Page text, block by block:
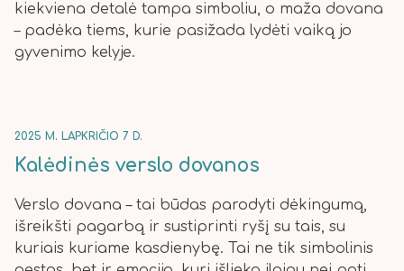
kiekviena detalė tampa simboliu, o maža dovana
– padėka tiems, kurie pasižada lydėti vaiką jo
gyvenimo kelyje.
2025 M. LAPKRIČIO 7 D.
Kalėdinės verslo dovanos
Verslo dovana – tai būdas parodyti dėkingumą,
išreikšti pagarbą ir sustiprinti ryšį su tais, su
kuriais kuriame kasdienybę. Tai ne tik simbolinis